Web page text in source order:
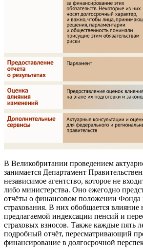
В Великобритании проведением
занимается Департамент
независимое агентство, которое не
либо министерства. Оно ежегодно
отчёты о финансовом положении Фонда
страхования. В них обобщается
предлагаемой индексации пенсий и
страховых взносов. Также каждые пять
подробный отчёт, пересматривающий
финансирование в долгосрочной